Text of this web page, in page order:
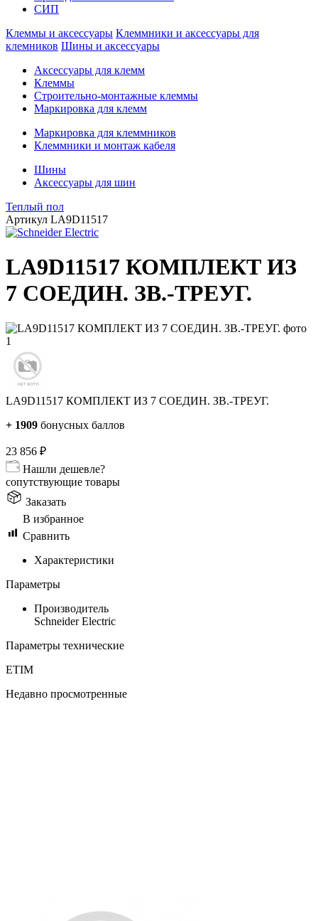
СИП
Клеммы и аксессуары Клеммники и аксессуары для
клемников Шины и аксессуары
Аксессуары для клемм
Клеммы
Строительно-монтажные клеммы
Маркировка для клемм
Маркировка для клеммников
Клеммники и монтаж кабеля
Шины
Аксессуары для шин
Теплый пол
Артикул LA9D11517
LA9D11517 КОМПЛЕКТ ИЗ
7 СОЕДИН. ЗВ.-ТРЕУГ.
LA9D11517 КОМПЛЕКТ ИЗ 7 СОЕДИН. ЗВ.-ТРЕУГ.
+ 1909 бонусных баллов
23 856 ₽
Нашли дешевле?
сопутствующие товары
Заказать
В избранное
Сравнить
Характеристики
Параметры
Производитель
Schneider Electric
Параметры технические
ETIM
Недавно просмотренные